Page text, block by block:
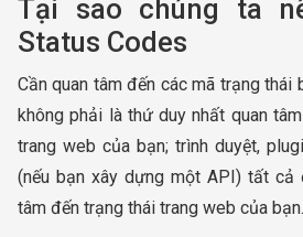
Tại sao chúng ta
Status Codes
Cần quan tâm đến các mã trạng
không phải là thứ duy nhất quan
trang web của bạn; trình duyệt,
(nếu bạn xây dựng một API) tất cả
tâm đến trạng thái trang web của bạn.